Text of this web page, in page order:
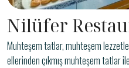
Nilüfer
Muhteşem tatlar, muhteşem
ellerinden çıkmış muhteşem tatlar